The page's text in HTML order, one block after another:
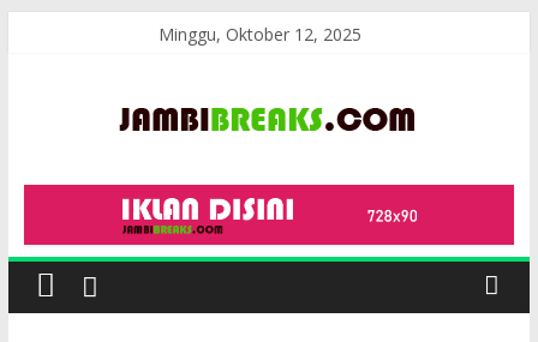
Minggu, Oktober 12, 2025
JambiBreaks